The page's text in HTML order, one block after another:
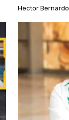
Hector Bernardo